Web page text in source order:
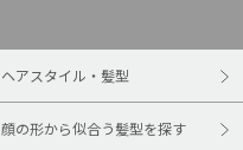
ヘアスタイル・髪型
顔の形から似合う髪型を探す